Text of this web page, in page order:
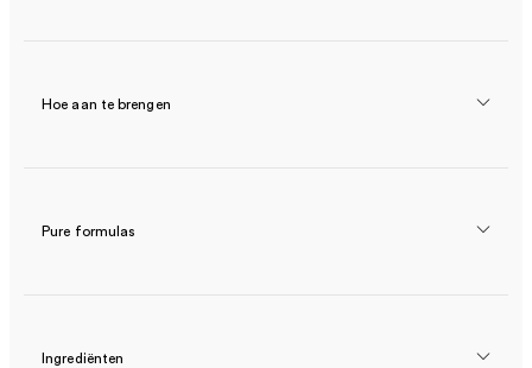
Hoe aan te brengen
Pure formulas
Ingrediënten